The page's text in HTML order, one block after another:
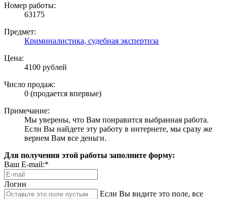
Номер работы:
63175
Предмет:
Криминалистика, судебная экспертиза
Цена:
4100 рублей
Число продаж:
0 (продается впервые)
Примечание:
Мы уверены, что Вам понравится выбранная работа.
Если Вы найдете эту работу в интернете, мы сразу же
вернем Вам все деньги.
Для получения этой работы заполните форму:
Ваш E-mail:*
Логин
Если Вы видите это поле, все